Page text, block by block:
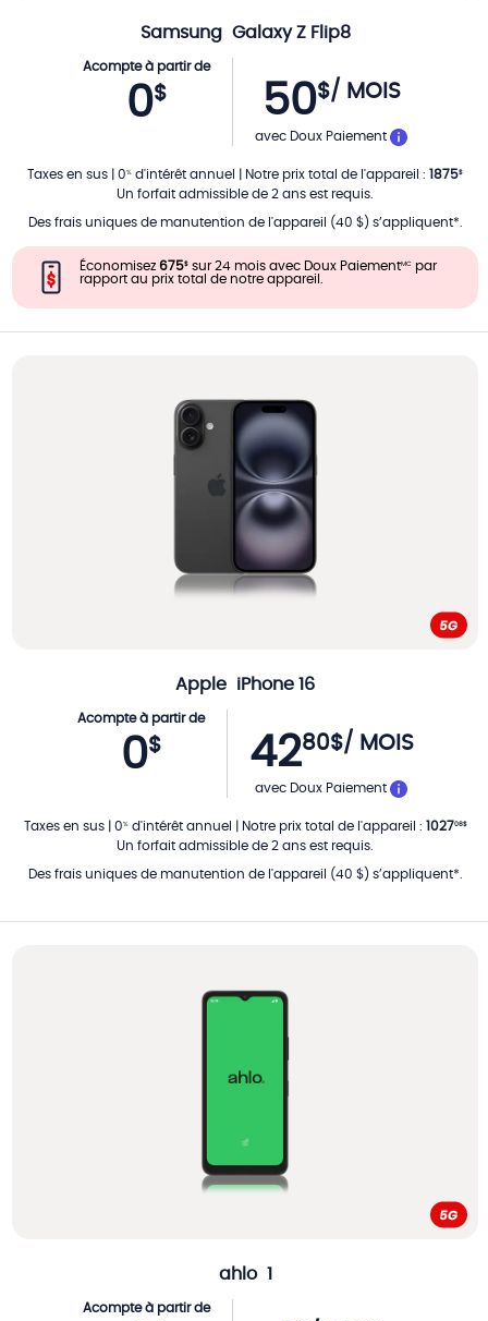
Samsung Galaxy Z Flip8
Acompte à partir de
0$ 50$/ MOIS
PAR MOIS
avec Doux Paiement
Taxes en sus 0% d'intérêt annuel Notre prix total de l'appareil : 1875$
Un forfait admissible de 2 ans est requis.
Des frais uniques de manutention de l'appareil (40 $) s’appliquent*.
Économisez 675$ sur 24 mois avec Doux PaiementMC
par
rapport au prix total de notre appareil.
Apple iPhone 16
Acompte à partir de
0$ 4280$/ MOIS
PAR MOIS
avec Doux Paiement
Taxes en sus| 0% d'intérêt annuel Notre prix total de l'appareil : 102708$
Un forfait admissible de 2 ans est requis.
Des frais uniques de manutention de l'appareil (40 $) s’appliquent*.
ahlo 1
Acompte à partir de